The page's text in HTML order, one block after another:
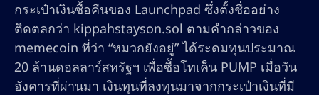
กระเป๋าเงินซื้อคืนของ Launchpad ซึ่งตั้งชื่ออย่าง
ติดตลกว่า kippahstayson.sol ตามคำกล่าวของ
memecoin ที่ว่า “หมวกยังอยู่” ได้ระดมทุนประมาณ
20 ล้านดอลลาร์สหรัฐฯ เพื่อซื้อโทเค็น PUMP เมื่อวัน
อังคารที่ผ่านมา เงินทุนที่ลงทุนมาจากกระเป๋าเงินที่มี